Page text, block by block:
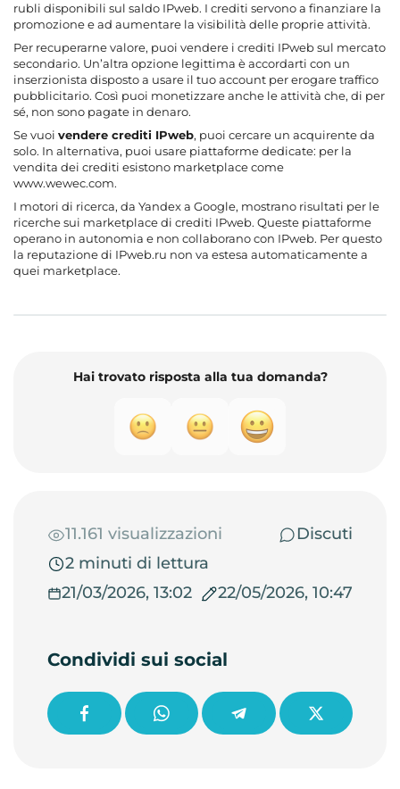
rubli disponibili sul saldo IPweb. I crediti servono a finanziare la
promozione e ad aumentare la visibilità delle proprie attività.
Per recuperarne valore, puoi vendere i crediti IPweb sul mercato
secondario. Un’altra opzione legittima è accordarti con un
inserzionista disposto a usare il tuo account per erogare traffico
pubblicitario. Così puoi monetizzare anche le attività che, di per
sé, non sono pagate in denaro.
Se vuoi vendere crediti IPweb, puoi cercare un acquirente da
solo. In alternativa, puoi usare piattaforme dedicate: per la
vendita dei crediti esistono marketplace come
www.wewec.com.
I motori di ricerca, da Yandex a Google, mostrano risultati per le
ricerche sui marketplace di crediti IPweb. Queste piattaforme
operano in autonomia e non collaborano con IPweb. Per questo
la reputazione di IPweb.ru non va estesa automaticamente a
quei marketplace.
Hai trovato risposta alla tua domanda?
11.161 visualizzazioni
Discuti
2 minuti di lettura
21/03/2026, 13:02
22/05/2026, 10:47
Condividi sui social